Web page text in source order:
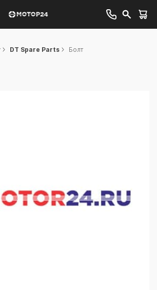
DT Spare Parts Болт